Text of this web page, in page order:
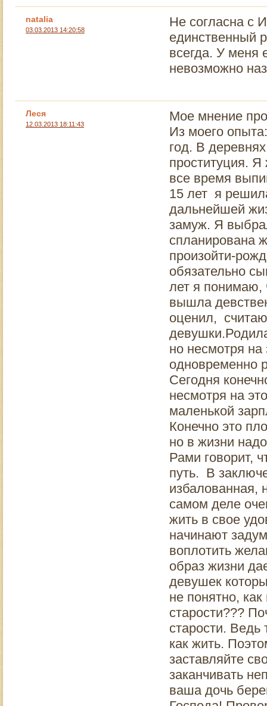
natalia
03.03.2013 14:20:58
Не согласна с
единственный
всегда. У меня
невозможно
Леся
12.03.2013 18:11:43
Мое мнение
Из моего
год. В
проституция. Я
все время
15 лет я
дальнейшей
замуж. Я
спланирована
произойти-
обязательно
лет я понимаю,
вышла
оценил,
но несмотря на
одновременно
Сегодня
несмотря на
маленькой
Конечно это
но в жизни
Рами говорит,
путь. В
избалованная,
самом деле
жить в свое
начинают
воплотить
образ жизни
девушек
не понятно,
старости???
старости.
как жить.
заставляйте
заканчивать
ваша дочь